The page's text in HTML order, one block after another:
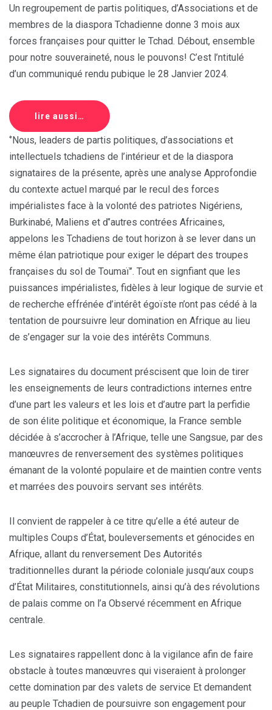
Un regroupement de partis politiques, d’Associations et de
membres de la diaspora Tchadienne donne 3 mois aux
forces françaises pour quitter le Tchad. Débout, ensemble
pour notre souveraineté, nous le pouvons! C’est l’ntitulé
d’un communiqué rendu pubique le 28 Janvier 2024.
lire aussi…
‘’Nous, leaders de partis politiques, d’associations et
intellectuels tchadiens de l’intérieur et de la diaspora
signataires de la présente, après une analyse Approfondie
du contexte actuel marqué par le recul des forces
impérialistes face à la volonté des patriotes Nigériens,
Burkinabé, Maliens et ď’autres contrées Africaines,
appelons les Tchadiens de tout horizon à se lever dans un
même élan patriotique pour exiger le départ des troupes
françaises du sol de Toumaï’’. Tout en signfiant que les
puissances impérialistes, fidèles à leur logique de survie et
de recherche effrénée d’intérêt égoïste n’ont pas cédé à la
tentation de poursuivre leur domination en Afrique au lieu
de s’engager sur la voie des intérêts Communs.
Les signataires du document préscisent que loin de tirer
les enseignements de leurs contradictions internes entre
d’une part les valeurs et les lois et d’autre part la perfidie
de son élite politique et économique, la France semble
décidée à s’accrocher à l’Afrique, telle une Sangsue, par des
manœuvres de renversement des systèmes politiques
émanant de la volonté populaire et de maintien contre vents
et marrées des pouvoirs servant ses intérêts.
Il convient de rappeler à ce titre qu’elle a été auteur de
multiples Coups d’État, bouleversements et génocides en
Afrique, allant du renversement Des Autorités
traditionnelles durant la période coloniale jusqu’aux coups
d’État Militaires, constitutionnels, ainsi qu’à des révolutions
de palais comme on l’a Observé récemment en Afrique
centrale.
Les signataires rappellent donc à la vigilance afin de faire
obstacle à toutes manœuvres qui viseraient à prolonger
cette domination par des valets de service Et demandent
au peuple Tchadien de poursuivre son engagement pour